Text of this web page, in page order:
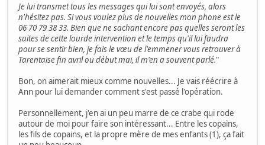
Je lui transmet tous les messages qui lui sont envoyés, alors
n'hésitez pas. Si vous voulez plus de nouvelles mon phone est le
06 70 79 38 33. Bien que ne sachant encore pas quelles seront les
suites de cette lourde intervention et le temps qu'il lui faudra
pour se sentir bien, je fais le vœu de l'emmener vous retrouver à
Tarentaise fin avril ou début mai, il m'en a souvent parlé."
Bon, on aimerait mieux comme nouvelles... Je vais réécrire à
Ann pour lui demander comment s'est passé l'opération.
Personnellement, j'en ai un peu marre de ce crabe qui rode
autour de moi pour faire son intéressant... Entre les copains,
les fils de copains, et la propre mère de mes enfants (1), ça fait